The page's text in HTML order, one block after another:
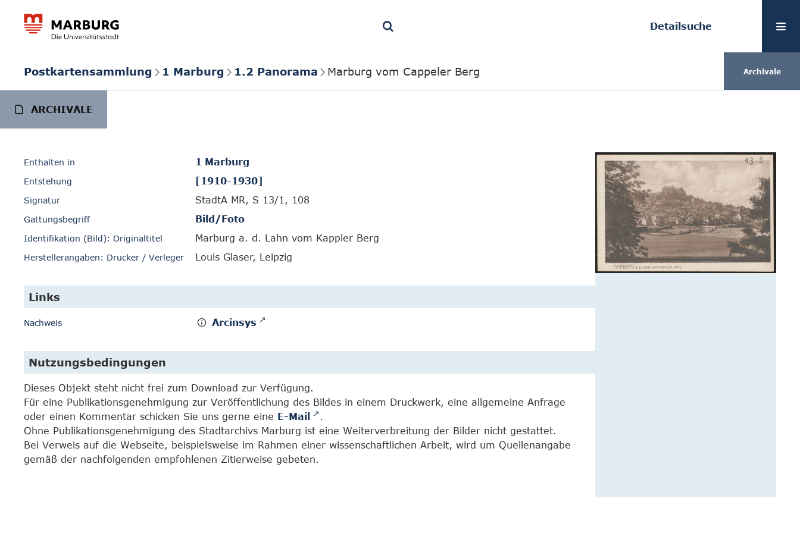
Detailsuche
Postkartensammlung 1 Marburg 1.2 Panorama Marburg vom Cappeler Berg Archivale
ARCHIVALE
Enthalten in 1 Marburg
Entstehung [1910-1930]
Signatur StadtA MR, S 13/1, 108
Gattungsbegriff Bild/Foto
Identifikation (Bild): Originaltitel Marburg a. d. Lahn vom Kappler Berg
Herstellerangaben: Drucker / Verleger Louis Glaser, Leipzig
Links
Nachweis Arcinsys
Nutzungsbedingungen
Dieses Objekt steht nicht frei zum Download zur Verfügung.
Für eine Publikationsgenehmigung zur Veröffentlichung des Bildes in einem Druckwerk, eine allgemeine Anfrage
oder einen Kommentar schicken Sie uns gerne eine E-Mail
.
Ohne Publikationsgenehmigung des Stadtarchivs Marburg ist eine Weiterverbreitung der Bilder nicht gestattet.
Bei Verweis auf die Webseite, beispielsweise im Rahmen einer wissenschaftlichen Arbeit, wird um Quellenangabe
gemäß der nachfolgenden empfohlenen Zitierweise gebeten.